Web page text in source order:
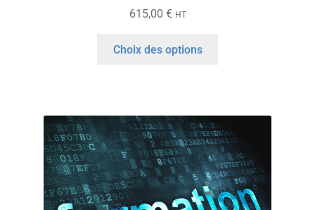
615,00 € HT
Choix des options
Les
options
peuvent
être
choisies